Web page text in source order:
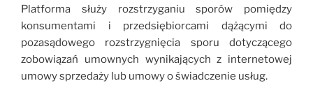
Platforma służy rozstrzyganiu sporów pomiędzy
konsumentami i przedsiębiorcami dążącymi do
pozasądowego rozstrzygnięcia sporu dotyczącego
zobowiązań umownych wynikających z internetowej
umowy sprzedaży lub umowy o świadczenie usług.